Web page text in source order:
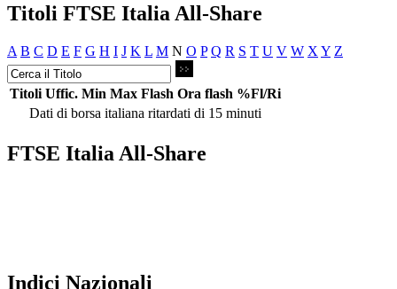
Titoli FTSE Italia All-Share
A B C D E F G H I J K L M N O P Q R S T U V W X Y Z
Titoli Uffic. Min Max Flash Ora flash %Fl/Ri
Dati di borsa italiana ritardati di 15 minuti
FTSE Italia All-Share
Indici Nazionali